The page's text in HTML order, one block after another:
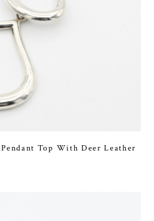
Top With Deer Leather